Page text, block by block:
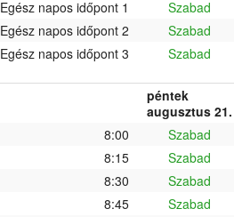
Egész napos időpont 1
Szabad
Egész napos időpont 2
Szabad
Egész napos időpont 3
Szabad
péntek
augusztus 21.
8:00
Szabad
8:15
Szabad
8:30
Szabad
8:45
Szabad